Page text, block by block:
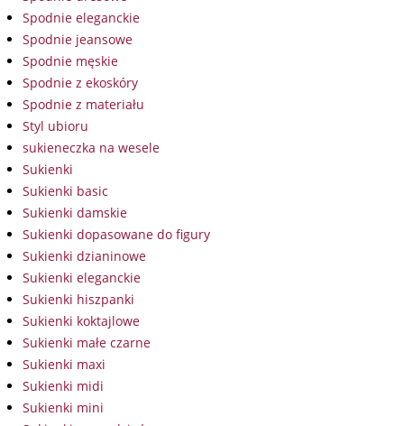
Spodnie eleganckie
Spodnie jeansowe
Spodnie męskie
Spodnie z ekoskóry
Spodnie z materiału
Styl ubioru
sukieneczka na wesele
Sukienki
Sukienki basic
Sukienki damskie
Sukienki dopasowane do figury
Sukienki dzianinowe
Sukienki eleganckie
Sukienki hiszpanki
Sukienki koktajlowe
Sukienki małe czarne
Sukienki maxi
Sukienki midi
Sukienki mini